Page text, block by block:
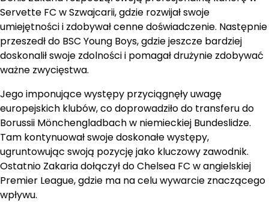
Servette FC w Szwajcarii, gdzie rozwijał swoje
umiejętności i zdobywał cenne doświadczenie. Następnie
przeszedł do BSC Young Boys, gdzie jeszcze bardziej
doskonalił swoje zdolności i pomagał drużynie zdobywać
ważne zwycięstwa.
Jego imponujące występy przyciągnęły uwagę
europejskich klubów, co doprowadziło do transferu do
Borussii Mönchengladbach w niemieckiej Bundeslidze.
Tam kontynuował swoje doskonałe występy,
ugruntowując swoją pozycję jako kluczowy zawodnik.
Ostatnio Zakaria dołączył do Chelsea FC w angielskiej
Premier League, gdzie ma na celu wywarcie znaczącego
wpływu.